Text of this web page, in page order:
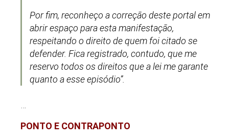
Por fim, reconheço a correção deste portal em
abrir espaço para esta manifestação,
respeitando o direito de quem foi citado se
defender. Fica registrado, contudo, que me
reservo todos os direitos que a lei me garante
quanto a esse episódio”.
…
PONTO E CONTRAPONTO